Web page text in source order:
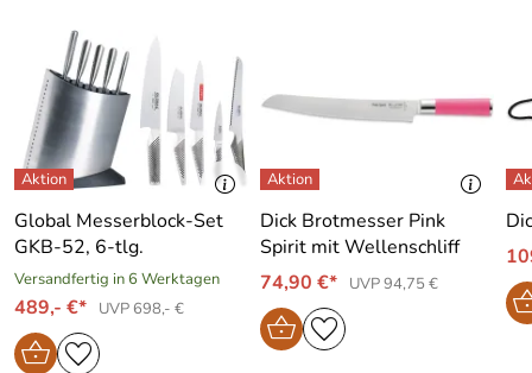
Global Messerblock-Set
GKB-52, 6-tlg.
Versandfertig in 6 Werktagen
489,- €* UVP 698,- €
Dick Brotmesser Pink
Spirit mit Wellenschliff
74,90 €*
UVP 94,75 €